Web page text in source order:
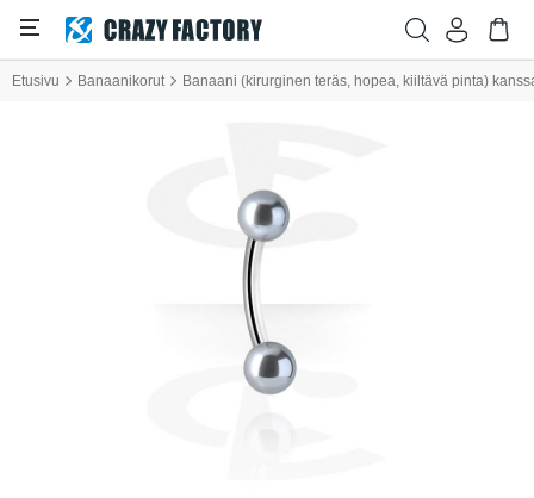
Etusivu Banaanikorut Banaani (kirurginen teräs, hopea, kiiltävä pinta)